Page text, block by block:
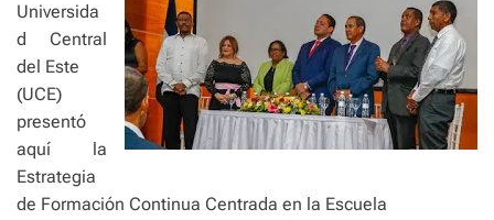
Universida
d Central
del Este
(UCE)
presentó
aquí la
Estrategia
de Formación Continua Centrada en la Escuela